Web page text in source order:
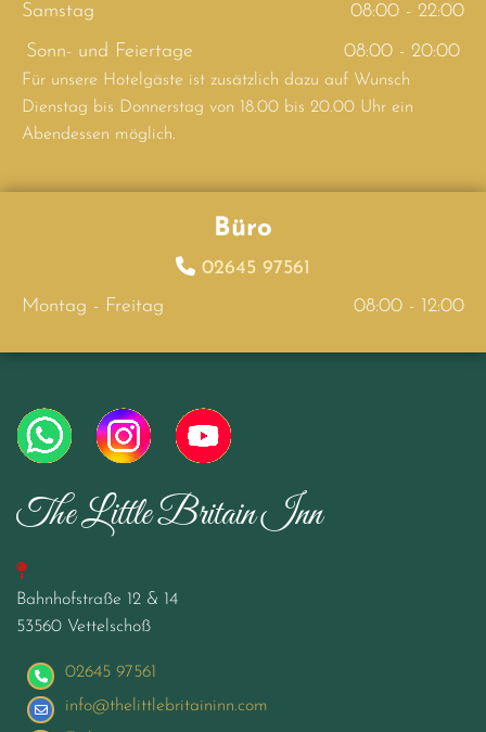
Samstag
08:00 - 22:00
Sonn- und Feiertage
08:00 - 20:00
Für unsere Hotelgäste ist zusätzlich dazu auf Wunsch
Dienstag bis Donnerstag von 18.00 bis 20.00 Uhr ein
Abendessen möglich.
Büro
 02645 97561
Montag - Freitag
08:00 - 12:00
The Little Britain Inn

Bahnhofstraße 12 & 14
53560 Vettelschoß
02645 97561
info@thelittlebritaininn.com